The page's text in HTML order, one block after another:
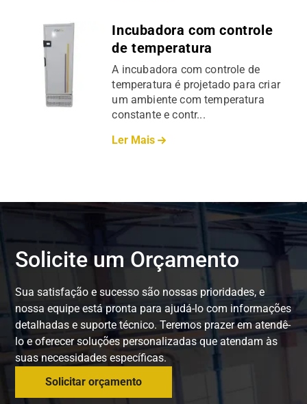
Incubadora com controle
de temperatura
A incubadora com controle de
temperatura é projetado para criar
um ambiente com temperatura
constante e contr...
Ler Mais
Solicite um Orçamento
Sua satisfação e sucesso são nossas prioridades, e
nossa equipe está pronta para ajudá-lo com informações
detalhadas e suporte técnico. Teremos prazer em atendê-
lo e oferecer soluções personalizadas que atendam às
suas necessidades específicas.
Solicitar orçamento